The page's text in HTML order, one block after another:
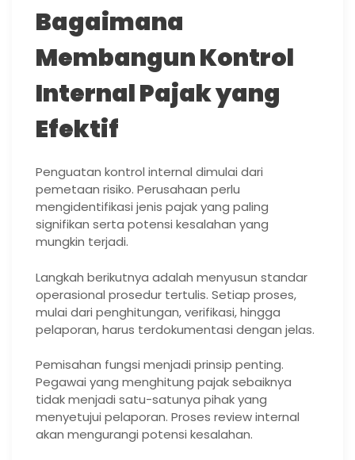
Bagaimana
Membangun Kontrol
Internal Pajak yang
Efektif
Penguatan kontrol internal dimulai dari
pemetaan risiko. Perusahaan perlu
mengidentifikasi jenis pajak yang paling
signifikan serta potensi kesalahan yang
mungkin terjadi.
Langkah berikutnya adalah menyusun standar
operasional prosedur tertulis. Setiap proses,
mulai dari penghitungan, verifikasi, hingga
pelaporan, harus terdokumentasi dengan jelas.
Pemisahan fungsi menjadi prinsip penting.
Pegawai yang menghitung pajak sebaiknya
tidak menjadi satu-satunya pihak yang
menyetujui pelaporan. Proses review internal
akan mengurangi potensi kesalahan.